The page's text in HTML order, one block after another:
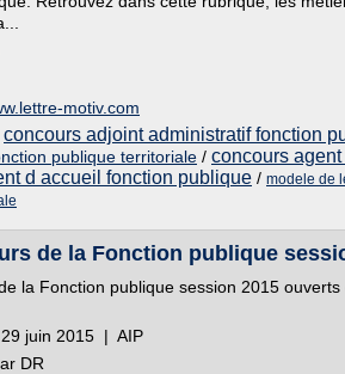
motiv.com
concours adjoint administratif fonction
publique territoriale / concours
d accueil fonction publique / modele de
de la Fonction publique
la Fonction publique session 2015
29 juin 2015 | AIP
DR